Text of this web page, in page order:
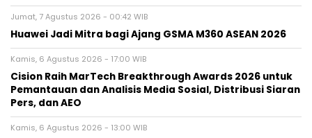
Jumat, 7 Agustus 2026 - 00:42 WIB
Huawei Jadi Mitra bagi Ajang GSMA M360 ASEAN 2026
Kamis, 6 Agustus 2026 - 17:00 WIB
Cision Raih MarTech Breakthrough Awards 2026 untuk
Pemantauan dan Analisis Media Sosial, Distribusi Siaran
Pers, dan AEO
Kamis, 6 Agustus 2026 - 13:00 WIB